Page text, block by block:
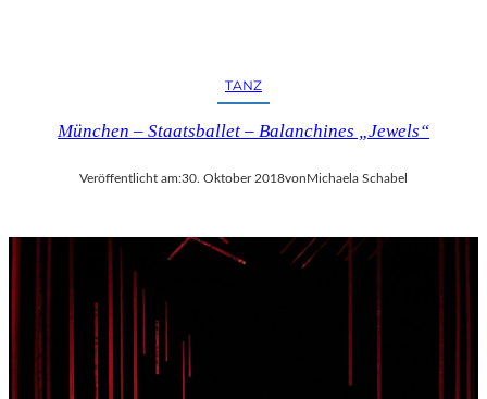
TANZ
München – Staatsballet – Balanchines „Jewels“
Veröffentlicht am:30. Oktober 2018vonMichaela Schabel